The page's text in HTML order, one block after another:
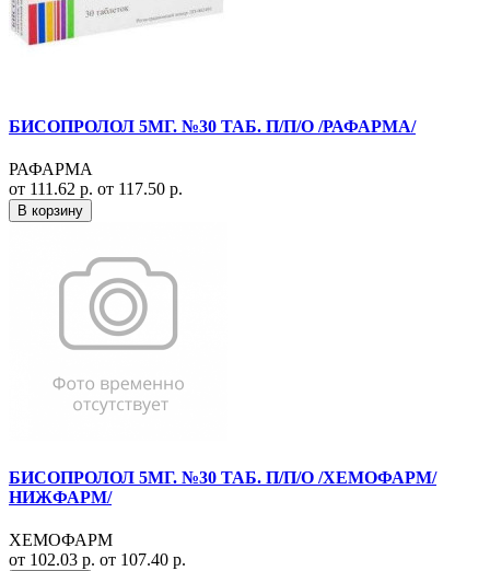
БИСОПРОЛОЛ 5МГ. №30 ТАБ. П/П/О /РАФАРМА/
РАФАРМА
от 111.62 р. от 117.50 р.
В корзину
БИСОПРОЛОЛ 5МГ. №30 ТАБ. П/П/О /ХЕМОФАРМ/
НИЖФАРМ/
ХЕМОФАРМ
от 102.03 р. от 107.40 р.